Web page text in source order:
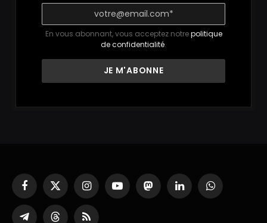
En vous abonnant, vous acceptez notrepolitique
de confidentialité.
Facebook
X
(Twitter)
InstagramYouTubeMastodonLinkedInWhatsApp